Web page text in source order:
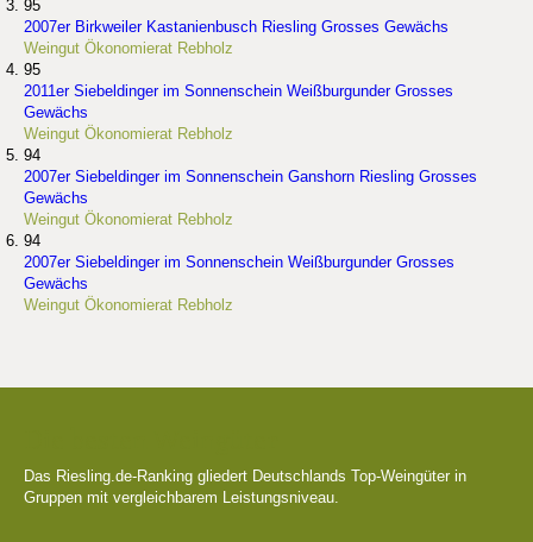
95
2007er Birkweiler Kastanienbusch Riesling Grosses Gewächs
Weingut Ökonomierat Rebholz
95
2011er Siebeldinger im Sonnenschein Weißburgunder Grosses
Gewächs
Weingut Ökonomierat Rebholz
94
2007er Siebeldinger im Sonnenschein Ganshorn Riesling Grosses
Gewächs
Weingut Ökonomierat Rebholz
94
2007er Siebeldinger im Sonnenschein Weißburgunder Grosses
Gewächs
Weingut Ökonomierat Rebholz
Das Riesling.de-Ranking gliedert Deutschlands Top-Weingüter in
Gruppen mit vergleichbarem Leistungsniveau.